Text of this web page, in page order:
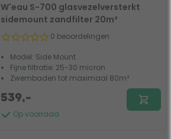
W'eau S-700 glasvezelversterkt
sidemount zandfilter 20m³
0 beoordelingen
Model: Side Mount
Fijne filtratie: 25-30 micron
Zwembaden tot maximaal 80m³
Op voorraad
539,-